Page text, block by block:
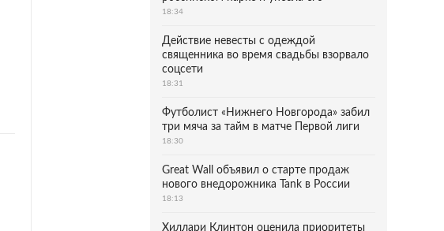
18:34
Действие невесты с одеждой
священника во время свадьбы взорвало
соцсети
18:31
Футболист «Нижнего Новгорода» забил
три мяча за тайм в матче Первой лиги
18:30
Great Wall объявил о старте продаж
нового внедорожника Tank в России
18:13
Хиллари Клинтон оценила приоритеты